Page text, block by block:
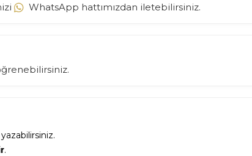
WhatsApp hattımızdan iletebilirsiniz.
.